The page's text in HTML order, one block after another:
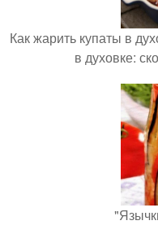
Как жарить купаты в
в духовке: